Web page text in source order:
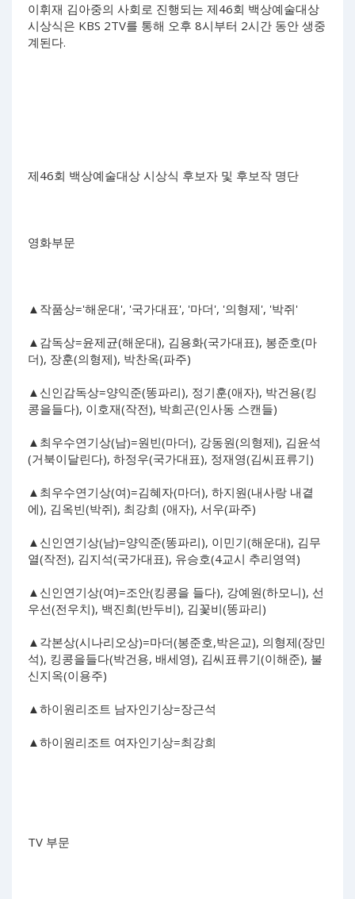
이휘재 김아중의 사회로 진행되는 제46회 백상예술대상
시상식은 KBS 2TV를 통해 오후 8시부터 2시간 동안 생중
계된다.
제46회 백상예술대상 시상식 후보자 및 후보작 명단
영화부문
▲작품상='해운대', '국가대표', '마더', '의형제', '박쥐'
▲감독상=윤제균(해운대), 김용화(국가대표), 봉준호(마
더), 장훈(의형제), 박찬옥(파주)
▲신인감독상=양익준(똥파리), 정기훈(애자), 박건용(킹
콩을들다), 이호재(작전), 박희곤(인사동 스캔들)
▲최우수연기상(남)=원빈(마더), 강동원(의형제), 김윤석
(거북이달린다), 하정우(국가대표), 정재영(김씨표류기)
▲최우수연기상(여)=김혜자(마더), 하지원(내사랑 내곁
에), 김옥빈(박쥐), 최강희 (애자), 서우(파주)
▲신인연기상(남)=양익준(똥파리), 이민기(해운대), 김무
열(작전), 김지석(국가대표), 유승호(4교시 추리영역)
▲신인연기상(여)=조안(킹콩을 들다), 강예원(하모니), 선
우선(전우치), 백진희(반두비), 김꽃비(똥파리)
▲각본상(시나리오상)=마더(봉준호,박은교), 의형제(장민
석), 킹콩을들다(박건용, 배세영), 김씨표류기(이해준), 불
신지옥(이용주)
▲하이원리조트 남자인기상=장근석
▲하이원리조트 여자인기상=최강희
TV 부문